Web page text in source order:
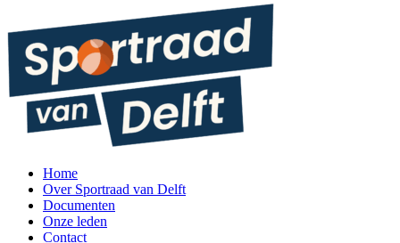
Home
Over Sportraad van Delft
Documenten
Onze leden
Contact